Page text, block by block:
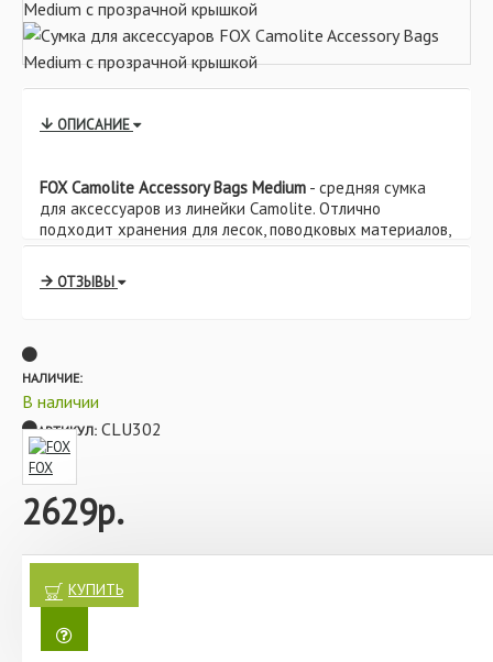
ОПИСАНИЕ
FOX Camolite Accessory Bags Medium - средняя сумка
для аксессуаров из линейки Camolite. Отлично
подходит хранения для лесок, поводковых материалов,
лидкоров и другой мелочевки.
Характеристики:
Высококачественные прочные двойные замки
Полностью обработанный полиэстеровый
Габариты: Д 16.5см х Ш 13см х В 9.5см
ОТЗЫВЫ
2629р.
НАЛИЧИЕ:
В наличии
АРТИКУЛ: CLU302
FOX
КУПИТЬ
Сумка для аксессуаров FOX Camolite Accessory Bags Medium
с прозрачной крышкой – это не просто аксессуар, а
настоящий шедевр для рыболовов, которые ценят удобство,
стиль и функциональность. Если вы устали от беспорядка в